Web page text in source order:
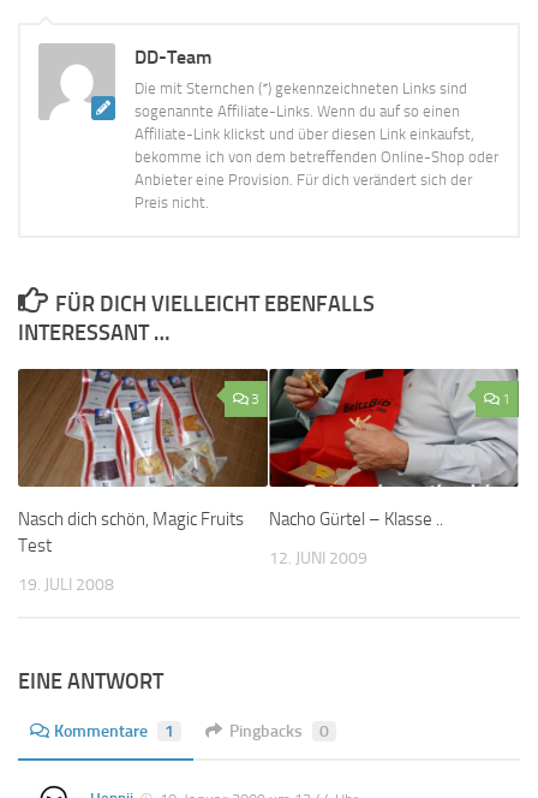
DD-Team
Die mit Sternchen (*) gekennzeichneten Links sind
sogenannte Affiliate-Links. Wenn du auf so einen
Affiliate-Link klickst und über diesen Link einkaufst,
bekomme ich von dem betreffenden Online-Shop oder
Anbieter eine Provision. Für dich verändert sich der
Preis nicht.
FÜR DICH VIELLEICHT EBENFALLS
INTERESSANT …
3
Nasch dich schön, Magic Fruits
Test
19. JULI 2008
1
Nacho Gürtel – Klasse ..
12. JUNI 2009
EINE ANTWORT
Kommentare 1 Pingbacks 0